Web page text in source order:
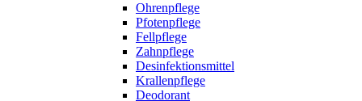
Ohrenpflege
Pfotenpflege
Fellpflege
Zahnpflege
Desinfektionsmittel
Krallenpflege
Deodorant